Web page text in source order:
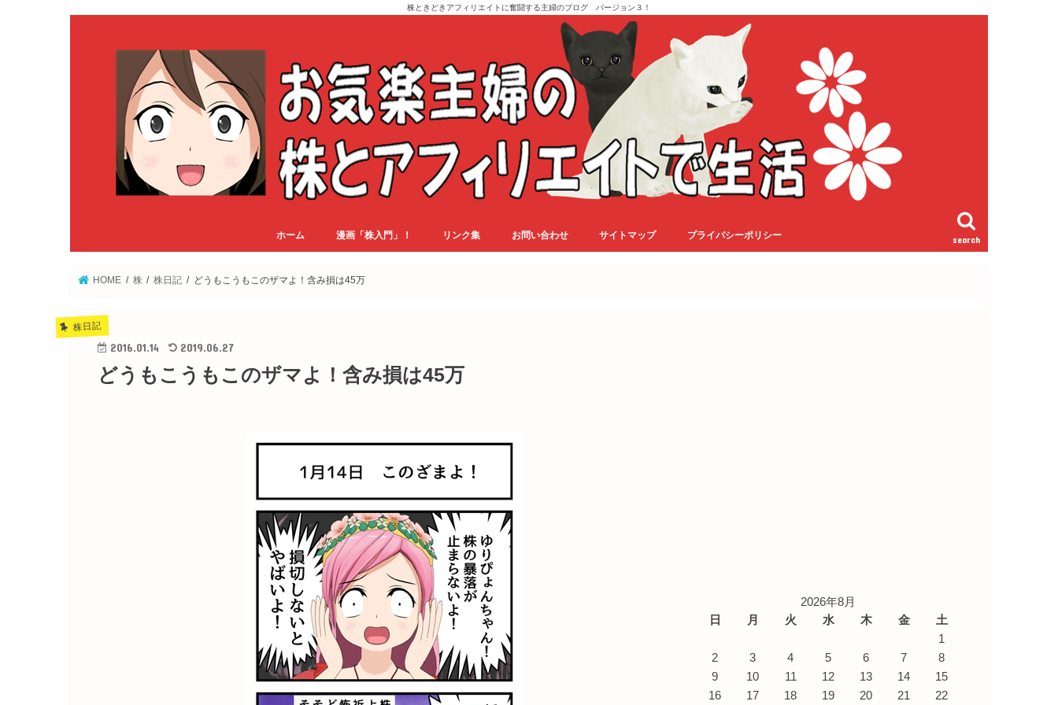
株ときどきアフィリエイトに奮闘する主婦のブログ バージョン３！
search
ホーム 漫画「株入門」！ リンク集 お問い合わせ サイトマップ プライバシーポリシー
HOME 株 株日記 どうもこうもこのザマよ！含み損は45万
株日記
2016.01.14 2019.06.27
どうもこうもこのザマよ！含み損は45万
2026年8月
日
月 火 水 木 金
土
1
2
3 4 5 6 7
8
9
10 11 12 13 14
15
16
17 18 19 20 21 22